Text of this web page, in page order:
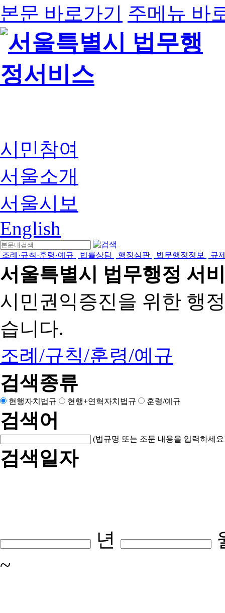
본문 바로가기 주메뉴 바
시민참여
서울소개
서울시보
English
조례·규칙·훈령·예규 법률상담 행정심판 법무행정정보 규
서울특별시 법무행정 서
시민권익증진을 위한 행
습니다.
조례/규칙/훈령/예규
검색종류
현행자치법규 현행+연혁자치법규 훈령/예규
검색어
(법규명 또는 조문 내용을 입력하세
검색일자
년
~